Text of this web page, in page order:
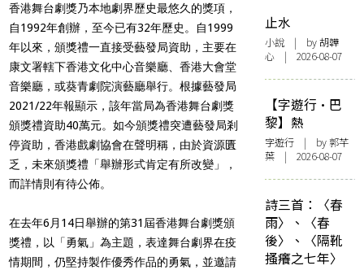
香港舞台劇獎乃本地劇界歷史最悠久的獎項，
自1992年創辦，至今已有32年歷史。自1999
年以來，頒獎禮一直接受藝發局資助，主要在
康文署轄下香港文化中心音樂廳、香港大會堂
音樂廳，或葵青劇院演藝廳舉行。根據藝發局
2021/22年報顯示，該年當局為香港舞台劇獎
頒獎禮資助40萬元。如今頒獎禮突遭藝發局剎
停資助，香港戲劇協會在聲明稱，由於資源匱
乏，未來頒獎禮「舉辦形式肯定有所改變」，
而詳情則有待公佈。
在去年6月14日舉辦的第31屆香港舞台劇獎頒
獎禮，以「勇氣」為主題，表達舞台劇界在疫
情期間，仍堅持製作優秀作品的勇氣，並邀請
止水
小說 | by 胡韡
心 | 2026-08-07
【字遊行·巴
黎】熱
字遊行 | by 郭芊
葉 | 2026-08-07
詩三首：〈春
雨〉、〈春
後〉、〈隔靴
搔癢之七年〉